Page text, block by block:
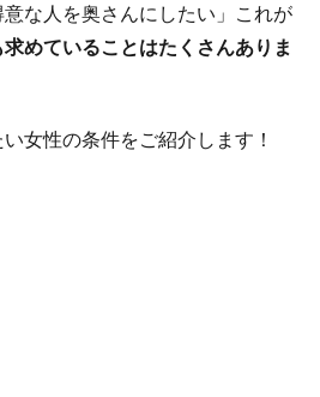
な人を奥さんにしたい」これが
めていることはたくさんありま
女性の条件をご紹介します！